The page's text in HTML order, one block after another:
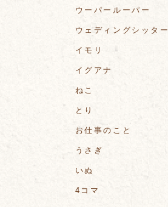
ウーパールーパー
ウェディングシッター
イモリ
イグアナ
ねこ
とり
お仕事のこと
うさぎ
いぬ
4コマ